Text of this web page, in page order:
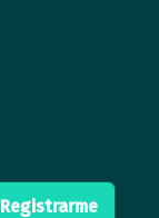
Registrarme